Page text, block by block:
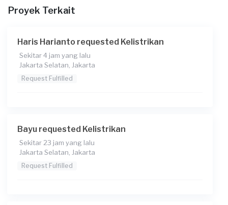
Proyek Terkait
Haris Harianto requested Kelistrikan
Sekitar 4 jam yang lalu
Jakarta Selatan, Jakarta
Request Fulfilled
Bayu requested Kelistrikan
Sekitar 23 jam yang lalu
Jakarta Selatan, Jakarta
Request Fulfilled